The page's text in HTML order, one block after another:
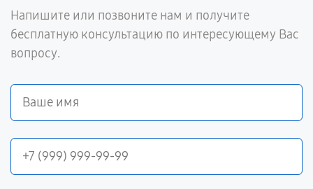
Напишите или позвоните нам и получите
бесплатную консультацию по интересующему Вас
вопросу.